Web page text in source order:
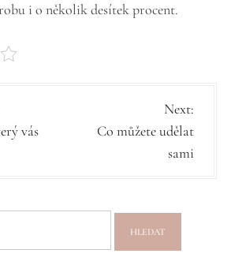
i o několik desítek procent.
vás
Next:
Co můžete udělat
sami